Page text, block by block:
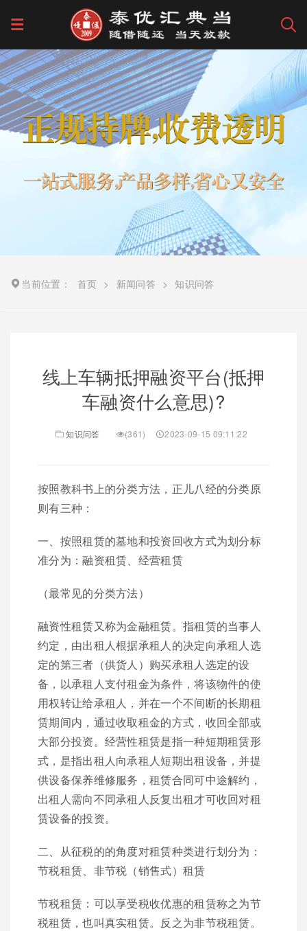
当前位置： 首页 > 新闻问答 > 知识问答
线上车辆抵押融资平台(抵押
车融资什么意思)?
知识问答 (361) 2023-09-15 09:11:22
按照教科书上的分类方法，正儿八经的分类原
则有三种：
一、按照租赁的墓地和投资回收方式为划分标
准分为：融资租赁、经营租赁
（最常见的分类方法）
融资性租赁又称为金融租赁。指租赁的当事人
约定，由出租人根据承租人的决定向承租人选
定的第三者（供货人）购买承租人选定的设
备，以承租人支付租金为条件，将该物件的使
用权转让给承租人，并在一个不间断的长期租
赁期间内，通过收取租金的方式，收回全部或
大部分投资。经营性租赁是指一种短期租赁形
式，是指出租人向承租人短期出租设备，并提
供设备保养维修服务，租赁合同可中途解约，
出租人需向不同承租人反复出租才可收回对租
赁设备的投资。
二、从征税的的角度对租赁种类进行划分为：
节税租赁、非节税（销售式）租赁
节税租赁：可以享受税收优惠的租赁称之为节
税租赁，也叫真实租赁。反之为非节税租赁。